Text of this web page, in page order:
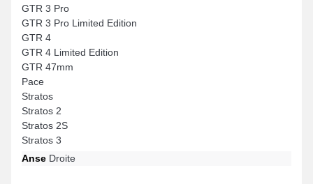
GTR 3 Pro
GTR 3 Pro Limited Edition
GTR 4
GTR 4 Limited Edition
GTR 47mm
Pace
Stratos
Stratos 2
Stratos 2S
Stratos 3
Anse Droite